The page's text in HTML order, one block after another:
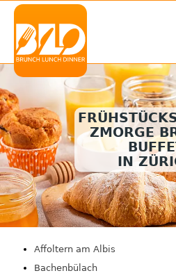
ZMORGE
IN
Affoltern am Albis
Bachenbülach